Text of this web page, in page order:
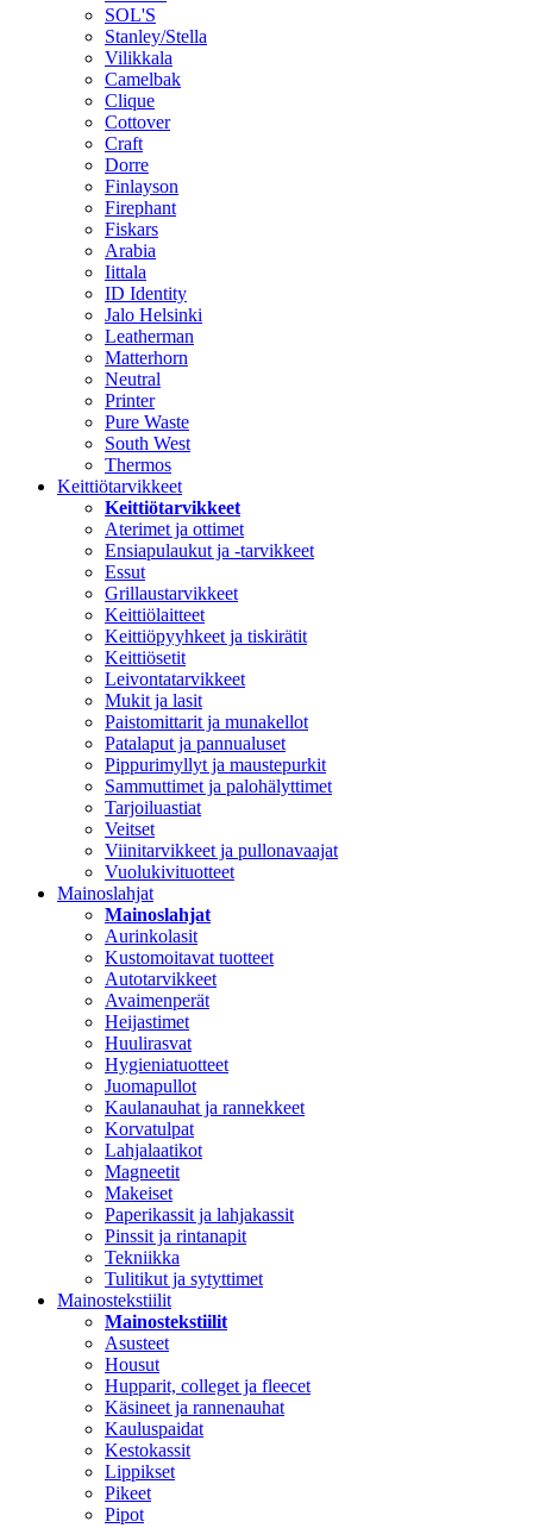
SOL'S
Stanley/Stella
Vilikkala
Camelbak
Clique
Cottover
Craft
Dorre
Finlayson
Firephant
Fiskars
Arabia
Iittala
ID Identity
Jalo Helsinki
Leatherman
Matterhorn
Neutral
Printer
Pure Waste
South West
Thermos
Keittiötarvikkeet
Keittiötarvikkeet
Aterimet ja ottimet
Ensiapulaukut ja -tarvikkeet
Essut
Grillaustarvikkeet
Keittiölaitteet
Keittiöpyyhkeet ja tiskirätit
Keittiösetit
Leivontatarvikkeet
Mukit ja lasit
Paistomittarit ja munakellot
Patalaput ja pannualuset
Pippurimyllyt ja maustepurkit
Sammuttimet ja palohälyttimet
Tarjoiluastiat
Veitset
Viinitarvikkeet ja pullonavaajat
Vuolukivituotteet
Mainoslahjat
Mainoslahjat
Aurinkolasit
Kustomoitavat tuotteet
Autotarvikkeet
Avaimenperät
Heijastimet
Huulirasvat
Hygieniatuotteet
Juomapullot
Kaulanauhat ja rannekkeet
Korvatulpat
Lahjalaatikot
Magneetit
Makeiset
Paperikassit ja lahjakassit
Pinssit ja rintanapit
Tekniikka
Tulitikut ja sytyttimet
Mainostekstiilit
Mainostekstiilit
Asusteet
Housut
Hupparit, colleget ja fleecet
Käsineet ja rannenauhat
Kauluspaidat
Kestokassit
Lippikset
Pikeet
Pipot